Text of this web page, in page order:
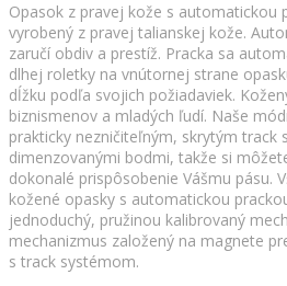
Opasok z pravej kože s automatickou
vyrobený z pravej talianskej kože.
zaručí obdiv a prestíž. Pracka sa
dlhej roletky na vnútornej strane
dĺžku podľa svojich požiadaviek.
biznismenov a mladých ľudí. Naše
prakticky nezničiteľným, skrytým track
dimenzovanými bodmi, takže si
dokonalé prispôsobenie Vášmu pásu.
kožené opasky s automatickou
jednoduchý, pružinou kalibrovaný
mechanizmus založený na magnete
s track systémom.